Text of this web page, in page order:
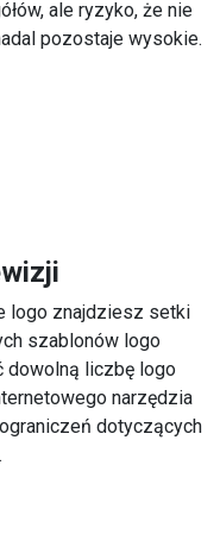
ale ryzyko, że nie
pozostaje wysokie.
logo znajdziesz setki
szablonów logo
dowolną liczbę logo
narzędzia
dotyczących